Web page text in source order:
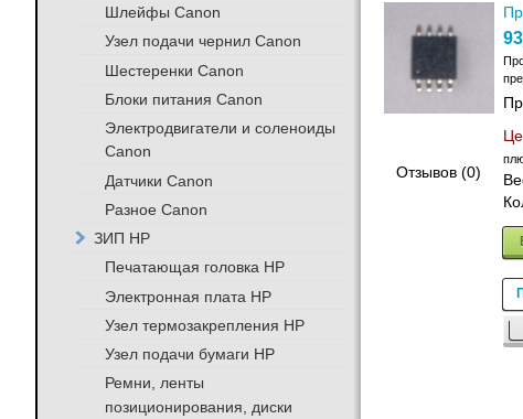
Отзывов (0)
93
Шлейфы Canon
Узел подачи чернил Canon
Шестеренки Canon
Блоки питания Canon
Электродвигатели и соленоиды
Canon
Датчики Canon
Разное Canon
ЗИП HP
Печатающая головка HP
Электронная плата HP
Узел термозакрепления HP
Узел подачи бумаги HP
Ремни, ленты
позиционирования, диски